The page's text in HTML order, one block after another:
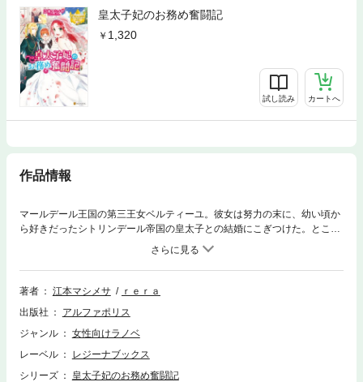
皇太子妃のお務め奮闘記
1,320
試し読み カートへ
作品情報
マールデール王国の第三王女ベルティーユ。彼女は努力の末に、幼い頃か
ら好きだったシトリンデール帝国の皇太子との結婚にこぎつけた。ところ
が、胸を膨らませて嫁いだ帝国で始まったのは、旦那様不在の新婚生活!?
なんでも彼は、十数年前から命を狙われていて表舞台に出られず、他人に
扮して生活しているらしい。しかもベルティーユに危険が及ぶかもしれな
いからと、会うことすら断られてしまう。せっかく結婚できたのに、愛し
和で幸せな新婚生活を勝ち取るべく、皇太子の命を狙う者を探しはじめて
――!? ※電子版は単行本をもとに編集しています。
著者 江本マシメサ
ｒｅｒａ
出版社
アルファポリス
ジャンル
女性向けラノベ
レーベル
レジーナブックス
シリーズ
皇太子妃のお務め奮闘記